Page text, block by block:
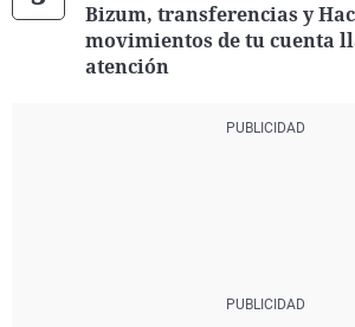
Bizum, transferencias y
movimientos de tu cuenta
atención